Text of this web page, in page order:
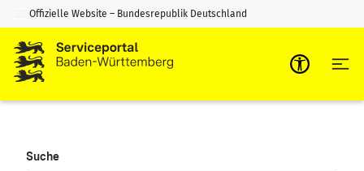
Zum Inhalt springen
Zur Suche springen
Offizielle Website – Bundesrepublik Deutschland
Suche